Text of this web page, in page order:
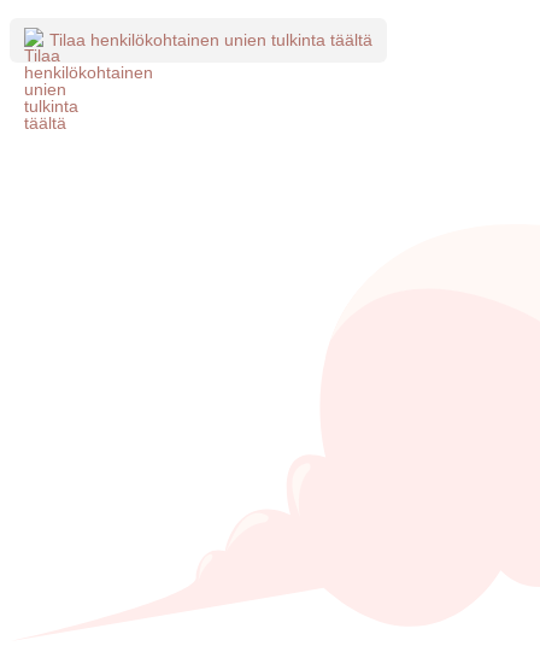
Tilaa henkilökohtainen unien tulkinta täältä